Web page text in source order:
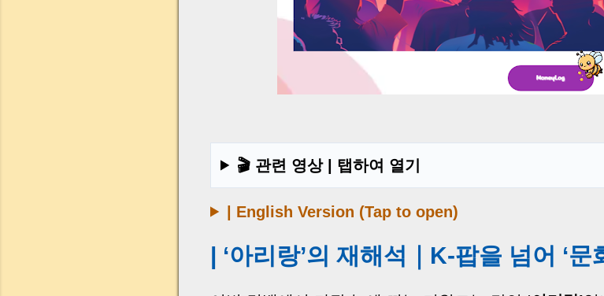
🎬 관련 영상 | 탭하여 열기
| English Version (Tap to open)
| ‘아리랑’의 재해석｜K-팝을 넘어 ‘